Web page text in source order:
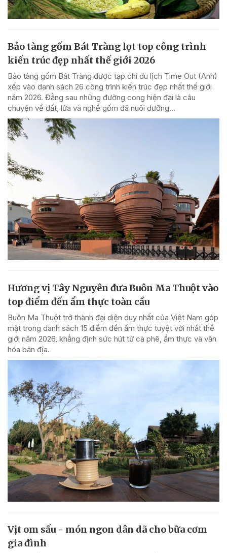
Bảo tàng gốm Bát Tràng lọt top công trình
kiến trúc đẹp nhất thế giới 2026
Bảo tàng gốm Bát Tràng được tạp chí du lịch Time Out (Anh)
xếp vào danh sách 26 công trình kiến trúc đẹp nhất thế giới
năm 2026. Đằng sau những đường cong hiện đại là câu
chuyện về đất, lửa và nghề gốm đã nuôi dưỡng...
Hương vị Tây Nguyên đưa Buôn Ma Thuột vào
top điểm đến ẩm thực toàn cầu
Buôn Ma Thuột trở thành đại diện duy nhất của Việt Nam góp
mặt trong danh sách 15 điểm đến ẩm thực tuyệt vời nhất thế
giới năm 2026, khẳng định sức hút từ cà phê, ẩm thực và văn
hóa bản địa.
Vịt om sấu - món ngon dân dã cho bữa cơm
gia đình